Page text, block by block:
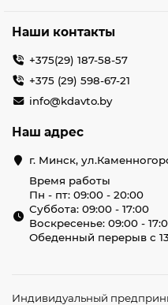
Регулярно
изношенных деталей.
Своевременный уход
функциональность и
интенсивном
Минске?
Процесс заказа в нашем
максимально прост. Вы
модель, используя
автомобиля и другим
гарантией высокого
Наши контакты
+375(29) 187-58-57
+375 (29) 598-67-21
info@kdavto.by
Наш адрес
г. Минск,
Время работы
Пн - пт: 09:00 - 20:00
Суббота: 09:00 - 17:00
Воскресенье: 09:00 -
Обеденный перерыв с
Индивидуальный